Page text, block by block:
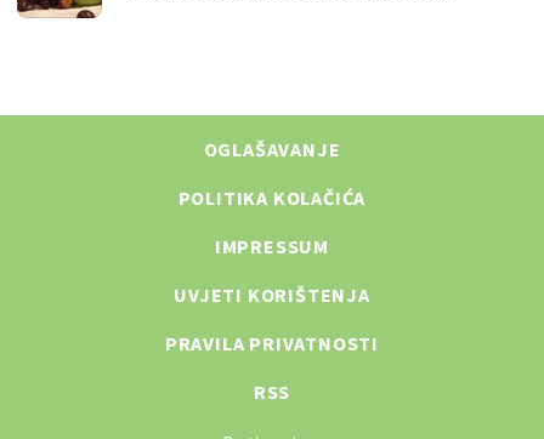
OGLAŠAVANJE
POLITIKA KOLAČIĆA
IMPRESSUM
UVJETI KORIŠTENJA
PRAVILA PRIVATNOSTI
RSS